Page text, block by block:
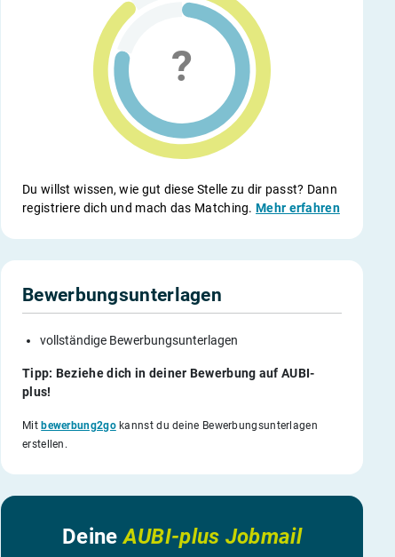
Du willst wissen, wie gut diese Stelle zu dir passt? Dann
registriere dich und mach das Matching.Mehr erfahren
Bewerbungsunterlagen
vollständige Bewerbungsunterlagen
Tipp: Beziehe dich in deiner Bewerbung auf AUBI-
plus!
Mitbewerbung2gokannst du deine Bewerbungsunterlagen
erstellen.
DeineAUBI-plus Jobmail